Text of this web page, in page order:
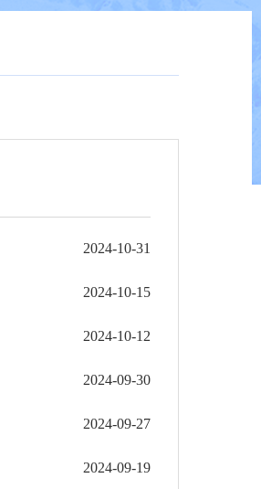
2024-10-31
2024-10-15
2024-10-12
2024-09-30
2024-09-27
2024-09-19